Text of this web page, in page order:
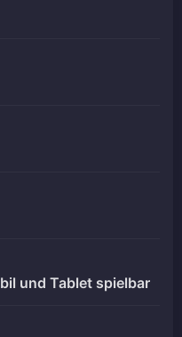
und Tablet spielbar